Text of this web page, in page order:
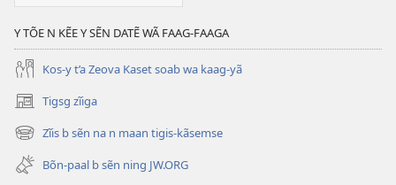
Y TÕE N KẼE Y SẼN DATẼ WÃ FAAG-FAAGA
Kos-y t’a Zeova Kaset soab wa kaag-yã
Tigsg zĩiga
(ouvre
une
nouvelle
fenêtre)
Zĩis b sẽn na n maan tigis-kãsemse
(ouvre
une
nouvelle
Bõn-paal b sẽn ning JW.ORG